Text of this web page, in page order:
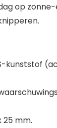
op zonne-
kunststof
25 mm.